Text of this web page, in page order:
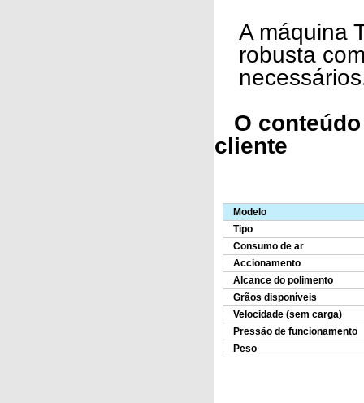
A máquina
robusta
O conteúdo
cliente
Modelo
Tipo
Consumo de ar
Accionamento
Alcance do polimento
Grãos disponíveis
Velocidade (sem carga)
Pressão de funcionamento
Peso